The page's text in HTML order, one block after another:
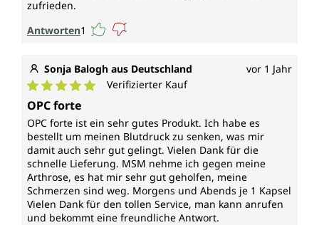
zufrieden.
Antworten1
Sonja Balogh aus Deutschland vor 1 Jahr
Durchschnittliche Bewertung von 5 von 5 Sternen
Verifizierter Kauf
OPC forte
OPC forte ist ein sehr gutes Produkt. Ich habe es
bestellt um meinen Blutdruck zu senken, was mir
damit auch sehr gut gelingt. Vielen Dank für die
schnelle Lieferung. MSM nehme ich gegen meine
Arthrose, es hat mir sehr gut geholfen, meine
Schmerzen sind weg. Morgens und Abends je 1 Kapsel
Vielen Dank für den tollen Service, man kann anrufen
und bekommt eine freundliche Antwort.